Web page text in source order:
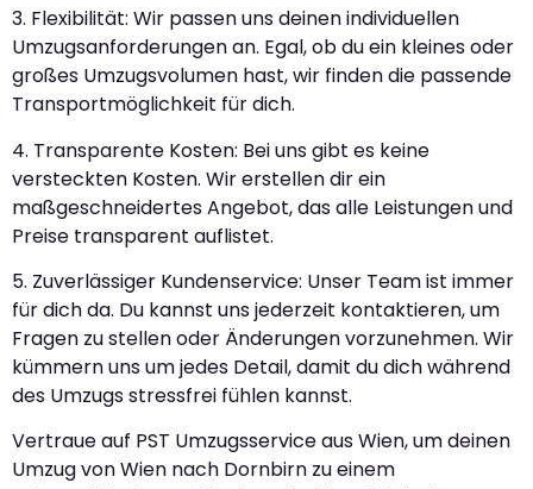
3. Flexibilität: Wir passen uns deinen individuellen
Umzugsanforderungen an. Egal, ob du ein kleines oder
großes Umzugsvolumen hast, wir finden die passende
Transportmöglichkeit für dich.
4. Transparente Kosten: Bei uns gibt es keine
versteckten Kosten. Wir erstellen dir ein
maßgeschneidertes Angebot, das alle Leistungen und
Preise transparent auflistet.
5. Zuverlässiger Kundenservice: Unser Team ist immer
für dich da. Du kannst uns jederzeit kontaktieren, um
Fragen zu stellen oder Änderungen vorzunehmen. Wir
kümmern uns um jedes Detail, damit du dich während
des Umzugs stressfrei fühlen kannst.
Vertraue auf PST Umzugsservice aus Wien, um deinen
Umzug von Wien nach Dornbirn zu einem